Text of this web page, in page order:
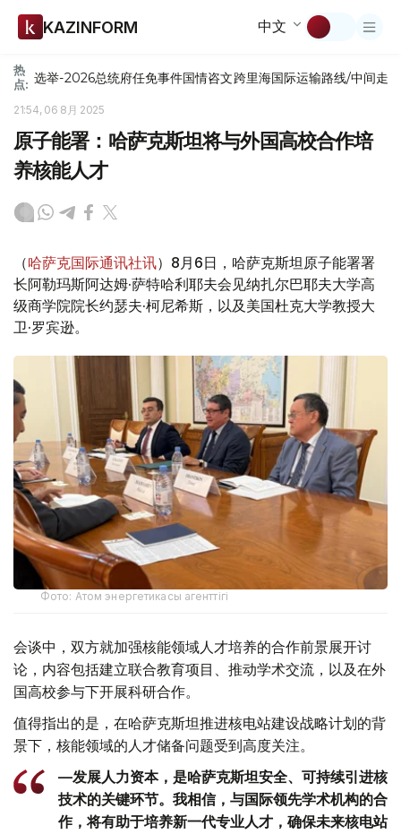
KAZINFORM 中文
热
点: 选举-2026总统府任免事件国情咨文跨里海国际运输路线/中间走廊
21:54, 06 8月 2025
原子能署：哈萨克斯坦将与外国高校合作培
养核能人才
（哈萨克国际通讯社讯）8月6日，哈萨克斯坦原子能署署
长阿勒玛斯阿达姆·萨特哈利耶夫会见纳扎尔巴耶夫大学高
级商学院院长约瑟夫·柯尼希斯，以及美国杜克大学教授大
卫·罗宾逊。
Фото: Атом энергетикасы агенттігі
会谈中，双方就加强核能领域人才培养的合作前景展开讨
论，内容包括建立联合教育项目、推动学术交流，以及在外
国高校参与下开展科研合作。
值得指出的是，在哈萨克斯坦推进核电站建设战略计划的背
景下，核能领域的人才储备问题受到高度关注。
—发展人力资本，是哈萨克斯坦安全、可持续引进核
技术的关键环节。我相信，与国际领先学术机构的合
作，将有助于培养新一代专业人才，确保未来核电站